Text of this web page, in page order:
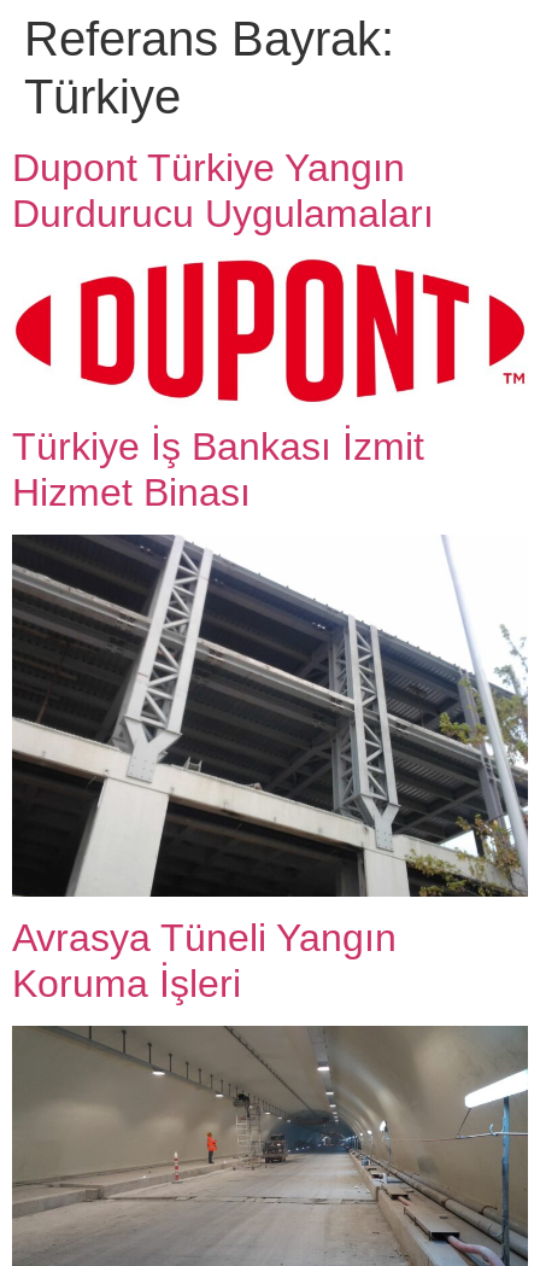
Referans Bayrak:
Türkiye
Dupont Türkiye Yangın
Durdurucu Uygulamaları
Türkiye İş Bankası İzmit
Hizmet Binası
Avrasya Tüneli Yangın
Koruma İşleri